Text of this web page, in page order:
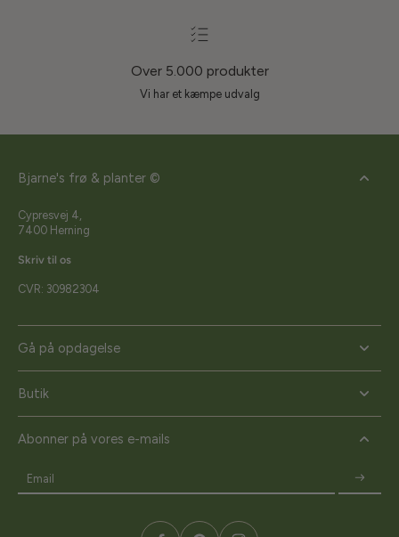
Over 5.000 produkter
Vi har et kæmpe udvalg
Bjarne's frø & planter ©
Cypresvej 4,
7400 Herning
Skriv til os
CVR: 30982304
Gå på opdagelse
Butik
Abonner på vores e-mails
Email